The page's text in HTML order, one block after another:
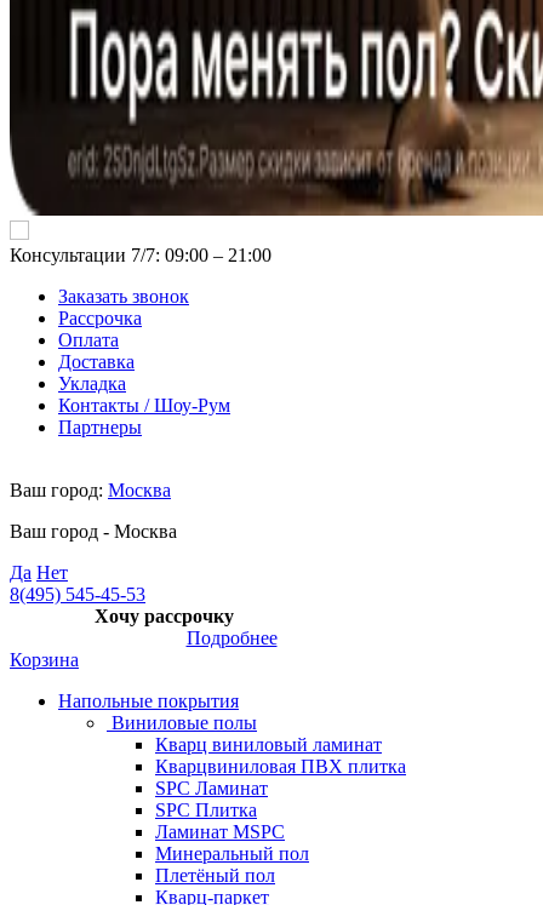
Консультации 7/7: 09:00 ‒ 21:00
Заказать звонок
Рассрочка
Оплата
Доставка
Укладка
Контакты / Шоу-Рум
Партнеры
Ваш город: Москва
Ваш город - Москва
Да Нет
8(495) 545-45-53
Хочу рассрочку
Подробнее
Корзина
Напольные покрытия
Виниловые полы
Кварц виниловый ламинат
Кварцвиниловая ПВХ плитка
SPC Ламинат
SPC Плитка
Ламинат MSPC
Минеральный пол
Плетёный пол
Кварц-паркет